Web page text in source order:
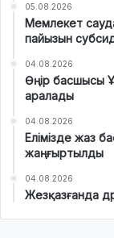
05.08.2026
Мемлекет
пайызын
04.08.2026
Өңір басшысы
аралады
04.08.2026
Елімізде жаз
жаңғыртылды
04.08.2026
Жезқазғанда